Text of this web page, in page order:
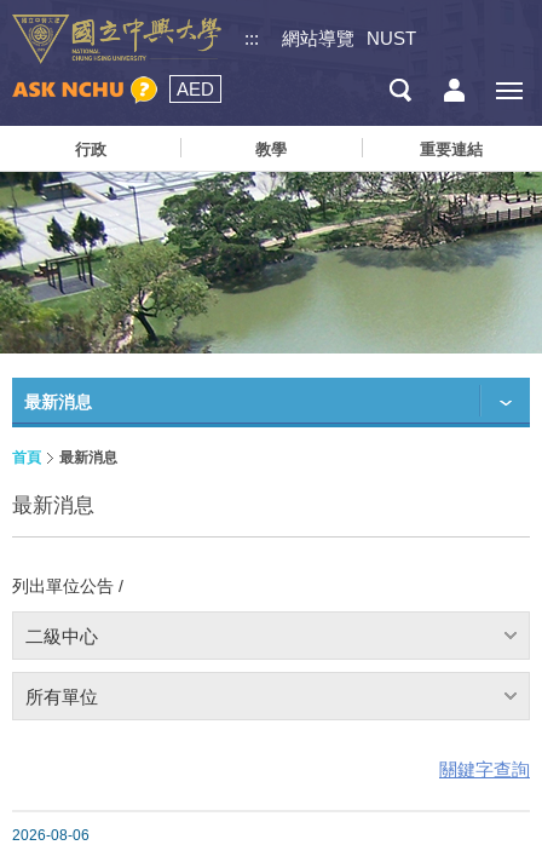
::: 網站導覽 NUST
AED
行政 教學 重要連結
最新消息
首頁 最新消息
最新消息
列出單位公告 /
二級中心
所有單位
關鍵字查詢
2026-08-06